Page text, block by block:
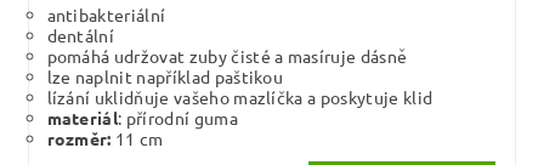
antibakteriální
dentální
pomáhá udržovat zuby čisté a masíruje dásně
lze naplnit například paštikou
lízání uklidňuje vašeho mazlíčka a poskytuje klid
materiál: přírodní guma
rozměr: 11 cm